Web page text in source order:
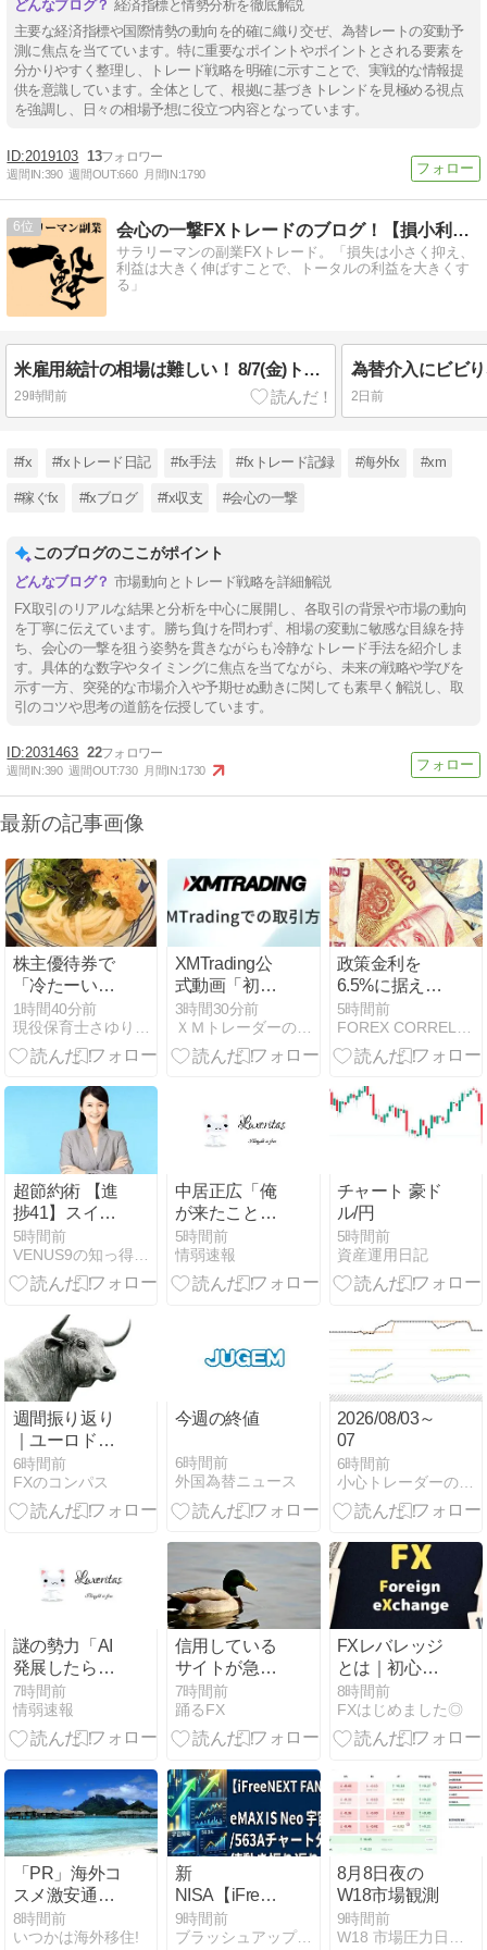
経済指標と情勢分析を徹底解説
主要な経済指標や国際情勢の動向を的確に織り交ぜ、為替レートの変動予
測に焦点を当てています。特に重要なポイントやポイントとされる要素を
分かりやすく整理し、トレード戦略を明確に示すことで、実戦的な情報提
供を意識しています。全体として、根拠に基づきトレンドを見極める視点
を強調し、日々の相場予想に役立つ内容となっています。
2019103 13
週間IN:390 週間OUT:660 月間IN:1790
6 会心の一撃FXトレードのブログ！【損小利大】
サラリーマンの副業FXトレード。「損失は小さく抑え、
利益は大きく伸ばすことで、トータルの利益を大きくす
る」
米雇用統計の相場は難しい！ 8/7(金)トレード結果
29時間前 2日前
#fx #fxトレード日記 #fx手法 #fxトレード記録 #海外fx #xm
#稼ぐfx #fxブログ #fx収支 #会心の一撃
このブログのここがポイント
市場動向とトレード戦略を詳細解説
FX取引のリアルな結果と分析を中心に展開し、各取引の背景や市場の動向
を丁寧に伝えています。勝ち負けを問わず、相場の変動に敏感な目線を持
ち、会心の一撃を狙う姿勢を貫きながらも冷静なトレード手法を紹介しま
す。具体的な数字やタイミングに焦点を当てながら、未来の戦略や学びを
示す一方、突発的な市場介入や予期せぬ動きに関しても素早く解説し、取
引のコツや思考の道筋を伝授しています。
2031463 22
週間IN:390 週間OUT:730 月間IN:1730
最新の記事画像
株主優待券で
「冷たーいね
ばとろ旨塩う
どん」を食べ
てきた
1時間40分前
XMTrading公
式動画「初め
ての取引を行
う方法」
3時間30分前
ＸＭトレーダーの海外ＦＸブログ
政策金利を
6.5%に据え置
き メキシコペ
ソのスワップ
成績（8月2日
5時間前
超節約術 【進
捗41】スイン
グ・スワップ
攻略 トルコリ
ラ円＆メキシ
（TRYJPY&MXNJPY）
＆CHFTRY
5時間前
VENUS9の知っ得シリーズ 爆速サイト・超節約術・FX攻略
中居正広「俺
が来たことは
内緒だべ」極
秘で熊本でボ
ランティアを
5時間前
情弱速報
チャート 豪ド
ル/円
5時間前
資産運用日記
週間振り返り
｜ユーロドル
の環境認識と
トレード解説
(8/3～7)
6時間前
FXのコンパス
今週の終値
6時間前
外国為替ニュース
2026/08/03～
07
6時間前
小心トレーダーの溜め息
謎の勢力「AI
発展したらお
前らは皆クビ
になるわ」→
未だかつてAI
したG民が0人
の理由
7時間前
情弱速報
信用している
サイトが急に
「スキャルが
おすすめ」と
言い出して、
ちがひっくり
返ったんじゃ
｜クソザコFX
7時間前
踊るFX
FXレバレッジ
とは｜初心者
が現金取引で
理解すべき基
本
8時間前
FXはじめました◎
「PR」海外コ
スメ激安通販
ベティーズビ
ューティー
8時間前
いつかは海外移住!
新
NISA【iFreeNEXT
FANG+】ｅＭ
ＡＸＩＳ Ｎｅ
9時間前
ブラッシュアップスキルCOZY日記
8月8日夜の
W18市場観測
9時間前